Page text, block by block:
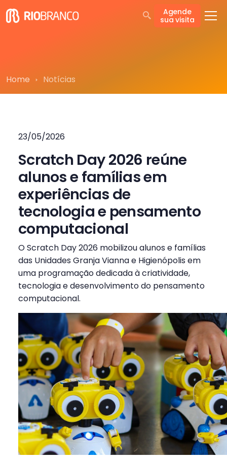
Agende
sua visita
Home Notícias
23/05/2026
Scratch Day 2026 reúne
alunos e famílias em
experiências de
tecnologia e pensamento
computacional
O Scratch Day 2026 mobilizou alunos e famílias
das Unidades Granja Vianna e Higienópolis em
uma programação dedicada à criatividade,
tecnologia e desenvolvimento do pensamento
computacional.